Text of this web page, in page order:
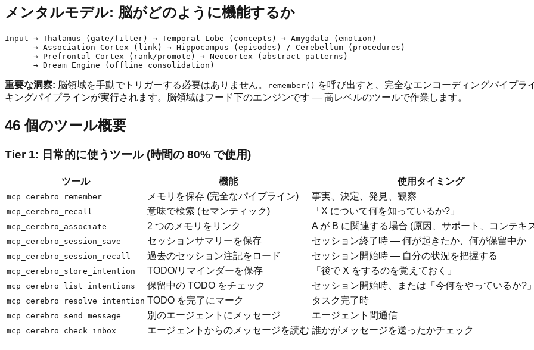
メンタルモデル: 脳がどのように機能するか
Input → Thalamus (gate/filter) → Temporal Lobe (concepts) → Amygdala (emotion)
      → Association Cortex (link) → Hippocampus (episodes) / Cerebellum (procedures)
      → Prefrontal Cortex (rank/promote) → Neocortex (abstract patterns)
重要な洞察: 脳領域を手動でトリガーする必要はありません。 remember() を呼び出すと、完全なエンコーディングパイプラ
キングパイプラインが実行されます。脳領域はフード下のエンジンです — 高レベルのツールで作業します。
46 個のツール概要
Tier 1: 日常的に使うツール (時間の 80% で使用)
ツール 機能 使用タイミング
mcp_cerebro_remember メモリを保存 (完全なパイプライン) 事実、決定、発見、観察
mcp_cerebro_recall 意味で検索 (セマンティック) 「X について何を知っているか?」
mcp_cerebro_associate 2 つのメモリをリンク A が B に関連する場合 (原因、サポート、コンテキ
mcp_cerebro_session_save セッションサマリーを保存 セッション終了時 — 何が起きたか、何が保留中か
mcp_cerebro_session_recall 過去のセッション注記をロード セッション開始時 — 自分の状況を把握する
mcp_cerebro_store_intention TODO/リマインダーを保存 「後で X をするのを覚えておく」
mcp_cerebro_list_intentions 保留中の TODO をチェック セッション開始時、または「今何をやっているか?
mcp_cerebro_resolve_intention TODO を完了にマーク タスク完了時
mcp_cerebro_send_message 別のエージェントにメッセージ エージェント間通信
mcp_cerebro_check_inbox エージェントからのメッセージを読む 誰かがメッセージを送ったかチェック